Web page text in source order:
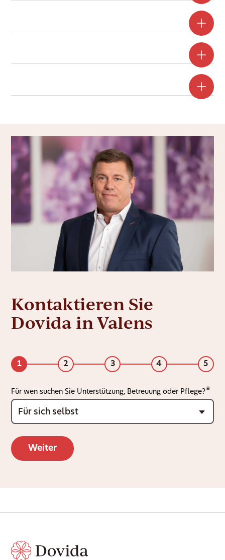
Kontaktieren Sie
Dovida in Valens
1 2 3 4 5
Für wen suchen Sie Unterstützung, Betreuung oder Pflege?